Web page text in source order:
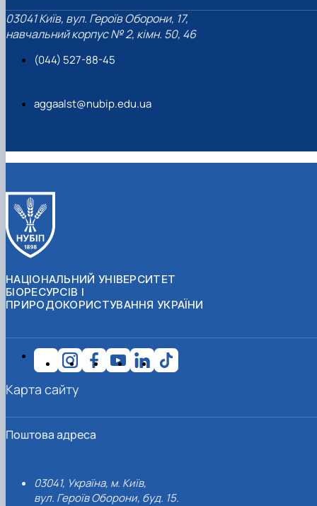
03041 Київ, вул. Героїв Оборони, 17,
навчальний корпус № 2, кімн. 50, 46
(044) 527-88-45
aggaalst@nubip.edu.ua
НАЦІОНАЛЬНИЙ УНІВЕРСИТЕТ
БІОРЕСУРСІВ І
ПРИРОДОКОРИСТУВАННЯ УКРАЇНИ
Поштова адреса
03041, Україна, м. Київ,
вул. Героїв Оборони, буд. 15.
Карта сайту